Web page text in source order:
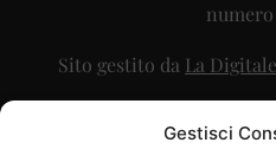
Gestisci
numero
Sito gestito da La